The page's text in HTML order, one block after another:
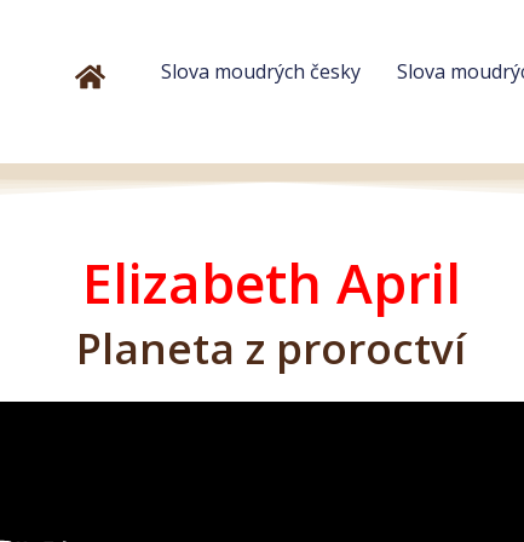
Slova moudrých česky Slova
Elizabeth April
Planeta z proroctví